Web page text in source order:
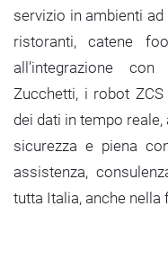
servizio in ambienti
ristoranti, catene
all’integrazione
Zucchetti, i robot
dei dati in tempo
sicurezza e piena
assistenza,
tutta Italia, anche nella